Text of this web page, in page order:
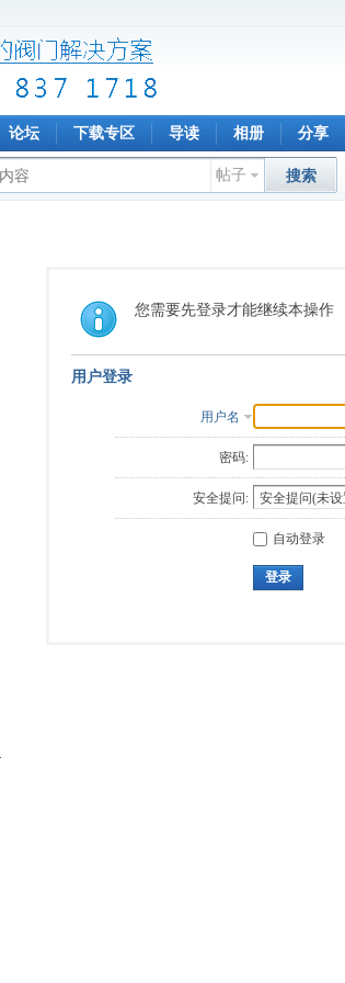
论坛 下载专区 导读 相册 分享
帖子 搜索
您需要先登录才能继续本操作
用户登录
用户名
密码:
安全提问:
自动登录
登录